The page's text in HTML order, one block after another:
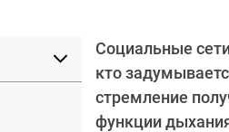
Социальные
кто
стремление
функции